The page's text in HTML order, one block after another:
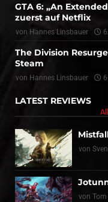
GTA 6: „An
zuerst auf Netflix
von Hannes Linsbauer
The Division
Steam
von Hannes Linsbauer
LATEST REVIEWS
von
von